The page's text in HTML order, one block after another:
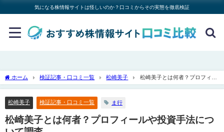
気になる株情報サイトは怪しいのか？口コミからその実態を徹底検証
ホーム 検証記事・口コミ一覧 松崎美子
松崎美子とは何者？プロフィー
ルや投資手法について調査
松崎美子 検証記事・口コミ一覧 ま行
松崎美子とは何者？プロフィールや投資手法につ